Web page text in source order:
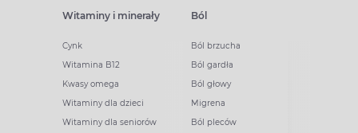
Witaminy i minerały
Cynk
Witamina B12
Kwasy omega
Witaminy dla dzieci
Witaminy dla seniorów
Ból
Ból brzucha
Ból gardła
Ból głowy
Migrena
Ból pleców